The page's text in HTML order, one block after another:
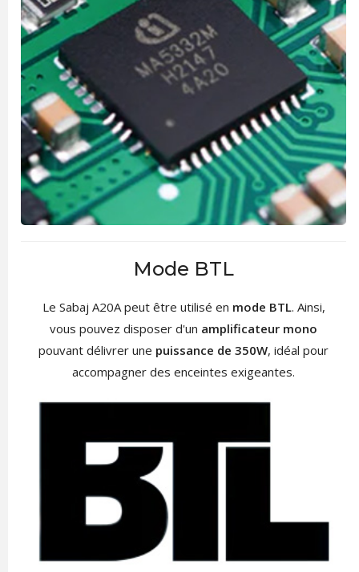
Mode BTL
Le Sabaj A20A peut être utilisé en mode BTL. Ainsi,
vous pouvez disposer d'un amplificateur mono
pouvant délivrer une puissance de 350W, idéal pour
accompagner des enceintes exigeantes.